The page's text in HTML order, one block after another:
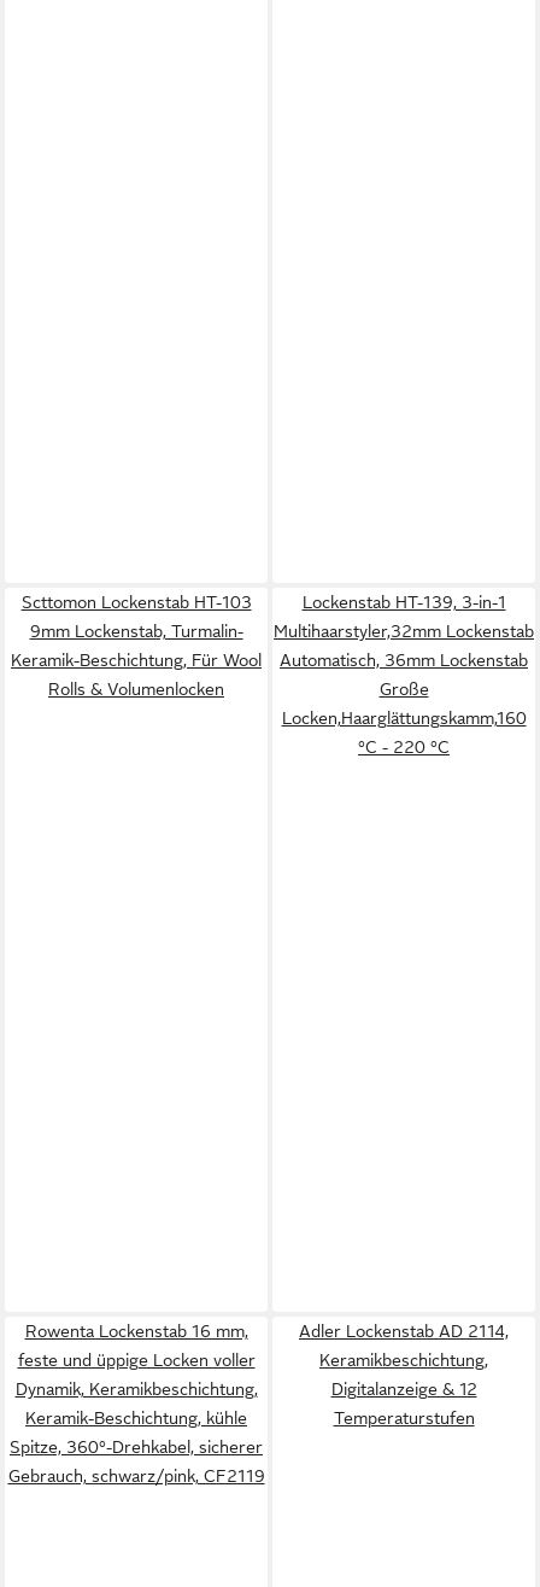
Scttomon Lockenstab HT-103
9mm Lockenstab, Turmalin-
Keramik-Beschichtung, Für Wool
Rolls & Volumenlocken
Lockenstab HT-139, 3-in-1
Multihaarstyler,32mm Lockenstab
Automatisch, 36mm Lockenstab
Große
Locken,Haarglättungskamm,160
°C - 220 °C
Rowenta Lockenstab 16 mm,
feste und üppige Locken voller
Dynamik, Keramikbeschichtung,
Keramik-Beschichtung, kühle
Spitze, 360°-Drehkabel, sicherer
Gebrauch, schwarz/pink, CF2119
Adler Lockenstab AD 2114,
Keramikbeschichtung,
Digitalanzeige & 12
Temperaturstufen